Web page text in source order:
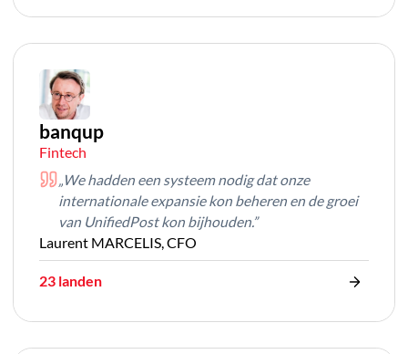
banqup
Fintech
„We hadden een systeem nodig dat onze
internationale expansie kon beheren en de groei
van UnifiedPost kon bijhouden.”
Laurent MARCELIS, CFO
23 landen